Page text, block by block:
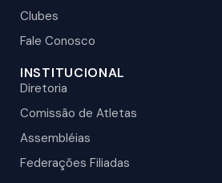
Clubes
Fale Conosco
INSTITUCIONAL
Diretoria
Comissão de Atletas
Assembléias
Federações Filiadas